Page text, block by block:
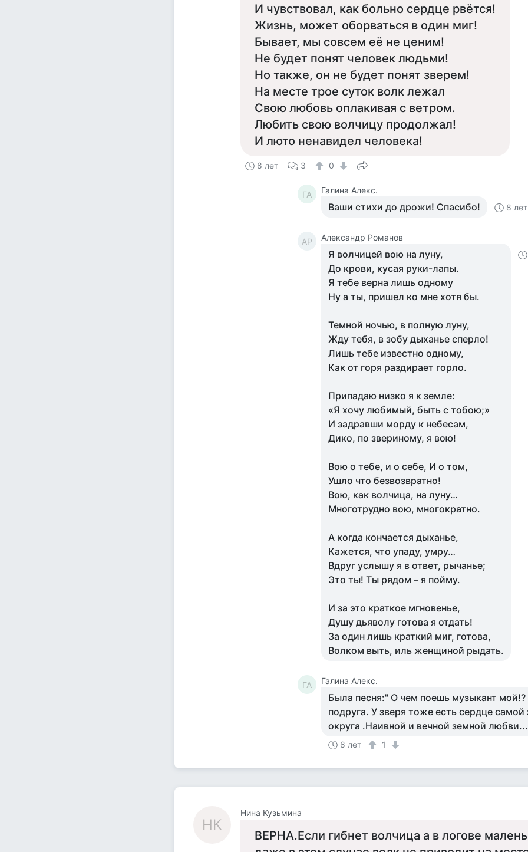
И чувствовал, как больно сердце рвётся!
Жизнь, может оборваться в один миг!
Бывает, мы совсем её не ценим!
Не будет понят человек людьми!
Но также, он не будет понят зверем!
На месте трое суток волк лежал
Свою любовь оплакивая с ветром.
Любить свою волчицу продолжал!
И люто ненавидел человека!
8 лет 3 0
ГА Галина Алекс.
Ваши стихи до дрожи! Спасибо! 8 лет
АР Александр Романов
Я волчицей вою на луну,
До крови, кусая руки-лапы.
Я тебе верна лишь одному
Ну а ты, пришел ко мне хотя бы.
Темной ночью, в полную луну,
Жду тебя, в зобу дыханье сперло!
Лишь тебе известно одному,
Как от горя раздирает горло.
Припадаю низко я к земле:
«Я хочу любимый, быть с тобою;»
И задравши морду к небесам,
Дико, по звериному, я вою!
Вою о тебе, и о себе, И о том,
Ушло что безвозвратно!
Вою, как волчица, на луну…
Многотрудно вою, многократно.
А когда кончается дыханье,
Кажется, что упаду, умру…
Вдруг услышу я в ответ, рычанье;
Это ты! Ты рядом – я пойму.
И за это краткое мгновенье,
Душу дьяволу готова я отдать!
За один лишь краткий миг, готова,
Волком выть, иль женщиной рыдать.
ГА Галина Алекс.
Была песня:" О чем поешь музыкант
подруга. У зверя тоже есть сердце
округа .Наивной и вечной земной
8 лет 1
НК
Нина Кузьмина
ВЕРНА.Если гибнет волчица а в логове